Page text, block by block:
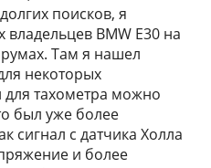
поисков, я
владельцев BMW E30 на
Там я нашел
некоторых
для тахометра можно
был уже более
сигнал с датчика Холла
и более